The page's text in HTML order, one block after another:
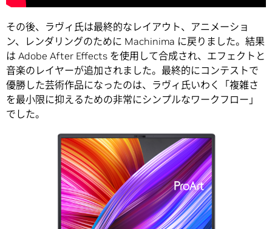
その後、ラヴィ氏は最終的なレイアウト、アニメーショ
ン、レンダリングのために Machinima に戻りました。結果
は Adobe After Effects を使用して合成され、エフェクトと
音楽のレイヤーが追加されました。最終的にコンテストで
優勝した芸術作品になったのは、ラヴィ氏いわく「複雑さ
を最小限に抑えるための非常にシンプルなワークフロー」
でした。